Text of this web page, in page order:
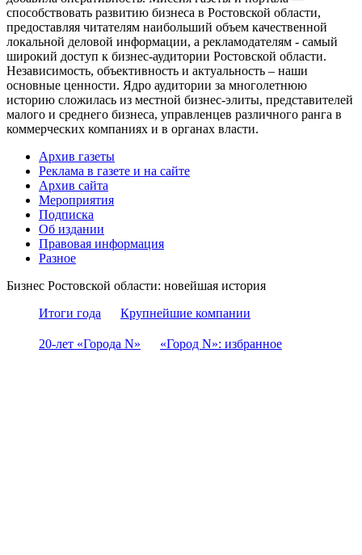
способствовать развитию бизнеса в Ростовской области,
предоставляя читателям наибольший объем качественной
локальной деловой информации, а рекламодателям - самый
широкий доступ к бизнес-аудитории Ростовской области.
Независимость, объективность и актуальность – наши
основные ценности. Ядро аудитории за многолетнюю
историю сложилась из местной бизнес-элиты, представителей
малого и среднего бизнеса, управленцев различного ранга в
коммерческих компаниях и в органах власти.
Архив газеты
Реклама в газете и на сайте
Архив сайта
Мероприятия
Подписка
Об издании
Правовая информация
Разное
Бизнес Ростовской области: новейшая история
Итоги года
Крупнейшие компании
20-лет «Города N» «Город N»: избранное